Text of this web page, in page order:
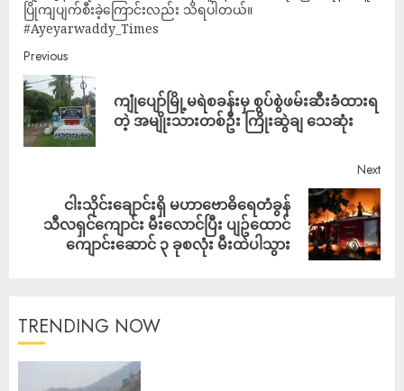
ပြိုကျပျက်စီးခဲ့ကြောင်းလည်း သိရပါတယ်။
#Ayeyarwaddy_Times
Previous
ကျုံပျော်မြို့မရဲစခန်းမှ စွပ်စွဲဖမ်းဆီးခံထားရ
တဲ့ အမျိုးသားတစ်ဦး ကြိုးဆွဲချ သေဆုံး
Next
ငါးသိုင်းချောင်းရှိ မဟာဗောဓိရေတံခွန်
သီလရှင်ကျောင်း မီးလောင်ပြီး ပျဥ်ထောင်
ကျောင်းဆောင် ၃ ခုစလုံး မီးထဲပါသွား
TRENDING NOW